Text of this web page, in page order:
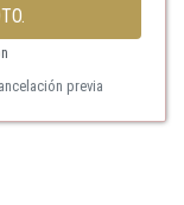
previa